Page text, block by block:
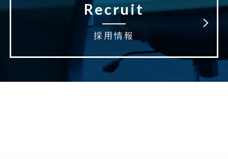
Recruit
採用情報